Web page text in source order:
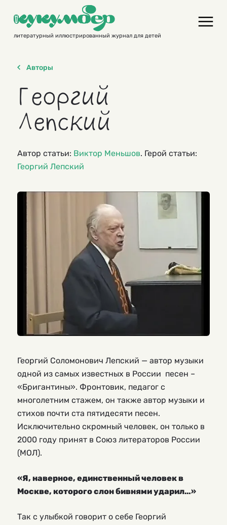
contentлитературный иллюстрированный журнал для детей
Авторы
Георгий
Лепский
Автор статьи: Виктор Меньшов. Герой статьи:
Георгий Лепский
Георгий Соломонович Лепский — автор музыки
одной из самых известных в России песен –
«Бригантины». Фронтовик, педагог с
многолетним стажем, он также автор музыки и
стихов почти ста пятидесяти песен.
Исключительно скромный человек, он только в
2000 году принят в Союз литераторов России
(МОЛ).
«Я, наверное, единственный человек в
Москве, которого слон бивнями ударил…»
Так с улыбкой говорит о себе Георгий